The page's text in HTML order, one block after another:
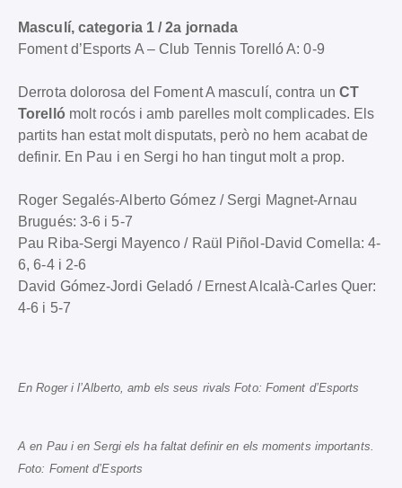
Masculí, categoria 1 / 2a jornada
Foment d’Esports A – Club Tennis Torelló A: 0-9
Derrota dolorosa del Foment A masculí, contra un CT
Torelló molt rocós i amb parelles molt complicades. Els
partits han estat molt disputats, però no hem acabat de
definir. En Pau i en Sergi ho han tingut molt a prop.
Roger Segalés-Alberto Gómez / Sergi Magnet-Arnau
Brugués: 3-6 i 5-7
Pau Riba-Sergi Mayenco / Raül Piñol-David Comella: 4-
6, 6-4 i 2-6
David Gómez-Jordi Geladó / Ernest Alcalà-Carles Quer:
4-6 i 5-7
En Roger i l’Alberto, amb els seus rivals Foto: Foment d’Esports
A en Pau i en Sergi els ha faltat definir en els moments importants.
Foto: Foment d’Esports